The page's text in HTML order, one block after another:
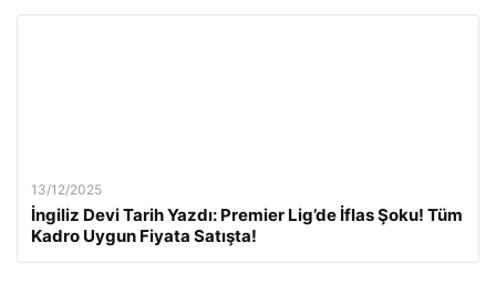
13/12/2025
İngiliz Devi Tarih Yazdı: Premier Lig’de İflas Şoku! Tüm
Kadro Uygun Fiyata Satışta!